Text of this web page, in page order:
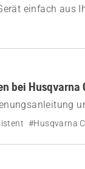
einfach aus
bei Husqvarna
beheben
#Husqvarna